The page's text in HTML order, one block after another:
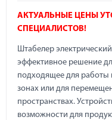
АКТУАЛЬНЫЕ ЦЕНЫ
СПЕЦИАЛИСТОВ!
Штабелер
эффективное решение
подходящее для работы
зонах или для
пространствах.
возможности для